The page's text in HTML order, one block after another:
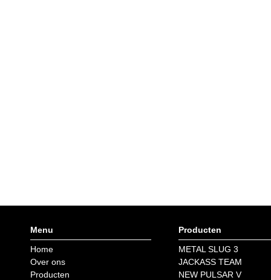
Menu
Home
Over ons
Producten
Producten
METAL SLUG 3
JACKASS TEAM
NEW PULSAR V